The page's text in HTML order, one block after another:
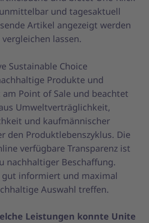
und tagesaktuell
Artikel angezeigt werden
lassen.
Sustainable Choice
Produkte und
Point of Sale und beachtet
Umweltverträglichkeit,
und kaufmännischer
den Produktlebenszyklus. Die
verfügbare Transparenz ist
nachhaltiger Beschaffung.
gut informiert und maximal
Auswahl treffen.
Leistungen konnte Unite